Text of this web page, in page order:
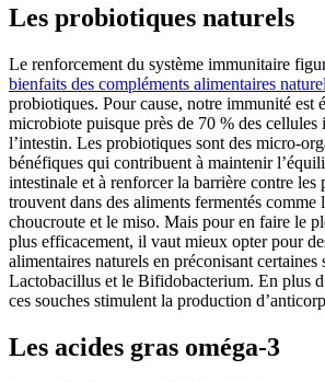
Les probiotiques naturels
Le renforcement du système immunitaire
bienfaits des compléments alimentaires
probiotiques. Pour cause, notre immunité est
microbiote puisque près de 70 % des cellules
l’intestin. Les probiotiques sont des micro-
bénéfiques qui contribuent à maintenir
intestinale et à renforcer la barrière contre les
trouvent dans des aliments fermentés
choucroute et le miso. Mais pour en faire le
plus efficacement, il vaut mieux opter pour
alimentaires naturels en préconisant certaines
Lactobacillus et le Bifidobacterium. En plus
ces souches stimulent la production
Les acides gras oméga-3